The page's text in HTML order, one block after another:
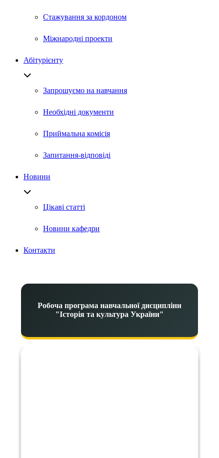
Стажування за кордоном
Міжнародні проекти
Абітурієнту
Запрошуємо на навчання
Необхідні документи
Приймальна комісія
Запитання-відповіді
Новини
Цікаві статті
Новини кафедри
Контакти
Робоча програма навчальної дисципліни
"Історія та культура України"